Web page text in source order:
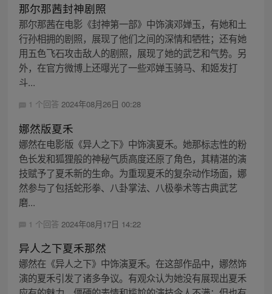
那尔那茜封神剧照
那尔那茜在电影《封神第一部》中饰演邓婵玉，有她和土
行孙相拥的剧照，展现了他们之间的深情和牺牲；还有她
用五色飞石攻击敌人的剧照，展现了她的武艺和气势。另
外，在官方微博上还曝光了一些邓婵玉骑马、和姬发打
斗...
1 个回答 2024年08月26日 00:28
娜然版夏禾
娜然在电影版《异人之下》中饰演夏禾。她那标志性的粉
色长发和狐狸般的神秘气质高度还原了角色，其精湛的演
技赋予了夏禾新的生命。为重现夏禾的复杂动作场面，娜
然参与了包括蛇形拳、八卦掌法、八极拳术等古典武艺
磨...
1 个回答 2024年08月17日 14:22
异人之下夏禾那然
娜然在《异人之下》中饰演夏禾。在这部作品中，娜然饰
演的夏禾引发了诸多争议。有观众认为她没有展现出夏禾